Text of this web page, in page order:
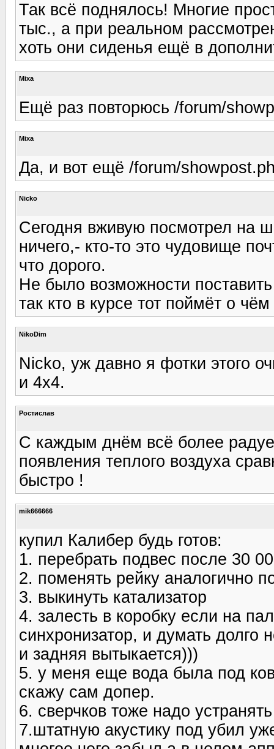
Так всё поднялось! Многие
тыс., а при реальном
хоть они сиденья ещё в
Mixa
Ещё раз повторюсь /forum/
Mixa
Да, и вот ещё /forum/
Nicko
Сегодня вживую посмотрел на
ничего,- кто-то это чудовище
что дорого.
Не было возможности
так кто в курсе тот поймёт о
NikoDim
Nicko, уж давно я фотки этого
и 4х4.
Ростислав
С каждым днём всё более
появления теплого воздуха
быстро !
mik666666
купил Калибер будь готов:
1. перебрать подвес после 30
2. поменять рейку аналогично
3. выкинуть катализатор
4. залесть в коробку если на
синхронизатор, и думать долго
и задняя вытыкается)))
5. у меня еще вода была под
скажу сам допер.
6. сверчков тоже надо
7.штатную акустику под убил